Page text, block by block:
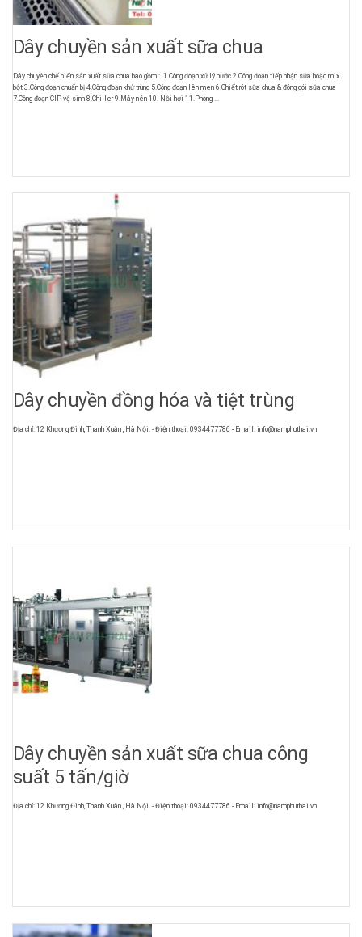
Dây chuyền sản xuất sữa chua
Dây chuyền chế biến sản xuất sữa chua bao gồm : 1.Công đoạn xử lý nước 2.Công đoạn tiếp nhận sữa hoặc mix
bột 3.Công đoạn chuẩn bị 4.Công đoạn khử trùng 5.Công đoạn lên men 6.Chiết rót sữa chua & đóng gói sữa chua
7.Công đoạn CIP vệ sinh 8.Chiller 9.Máy nén 10. Nồi hơi 11.Phòng ...
Dây chuyền đồng hóa và tiệt trùng
Địa chỉ: 12 Khương Đình, Thanh Xuân , Hà Nội. - Điện thoại: 0934477786 - Email: info@namphuthai.vn
Dây chuyền sản xuất sữa chua công
suất 5 tấn/giờ
Địa chỉ: 12 Khương Đình, Thanh Xuân , Hà Nội. - Điện thoại: 0934477786 - Email: info@namphuthai.vn